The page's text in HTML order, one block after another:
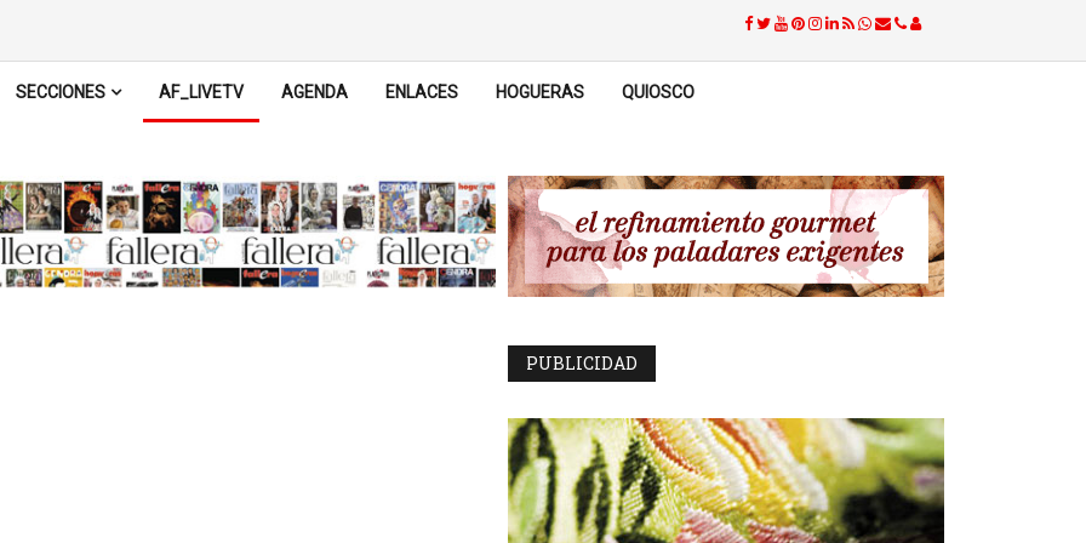
SECCIONES AF_LIVETV AGENDA ENLACES HOGUERAS QUIOSCO
PUBLICIDAD